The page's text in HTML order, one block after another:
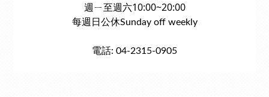
週ㄧ至週六10:00~20:00
每週日公休Sunday off weekly
電話: 04-2315-0905